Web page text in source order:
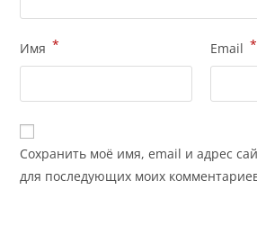
Имя * Email *
Сохранить моё имя, email и адрес
для последующих моих